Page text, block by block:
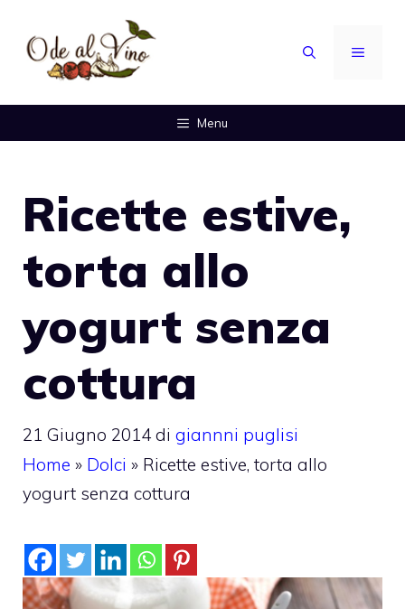
contenuto
MENU
Menu
Ricette estive,
torta allo
yogurt senza
cottura
21 Giugno 2014 di giannni puglisi
Home » Dolci » Ricette estive, torta allo
yogurt senza cottura